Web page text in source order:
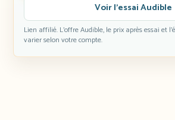
Voir l’essai Audible
Lien affilié. L’offre Audible, le prix après essai et
varier selon votre compte.